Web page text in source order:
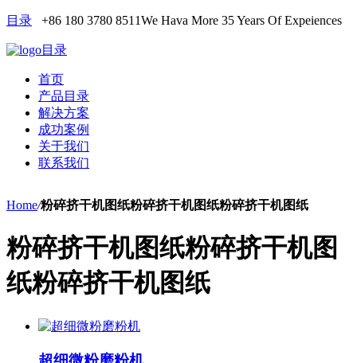
目录 +86 180 3780 8511We Hava More 35 Years Of Expeiences
目录
首页
产品目录
解决方案
成功案例
关于我们
联系我们
Home/粉碎挤干机图纸粉碎挤干机图纸粉碎挤干机图纸
粉碎挤干机图纸粉碎挤干机图
纸粉碎挤干机图纸